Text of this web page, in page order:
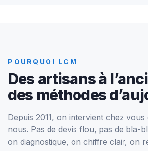
POURQUOI LCM
Des artisans à
des méthodes
Depuis 2011, on intervient chez vous
nous. Pas de devis flou, pas de bla-
on diagnostique, on chiffre clair, on